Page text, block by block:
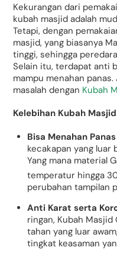
Kekurangan dari
kubah masjid adalah
Tetapi, dengan
masjid, yang biasanya
tinggi, sehingga
Selain itu, terdapat anti
mampu menahan
masalah dengan Kubah
Kelebihan Kubah
Bisa Menahan Panas
kecakapan yang luar
Yang mana material
temperatur hingga
perubahan tampilan
Anti Karat serta
ringan, Kubah Masjid
tahan yang luar
tingkat keasaman